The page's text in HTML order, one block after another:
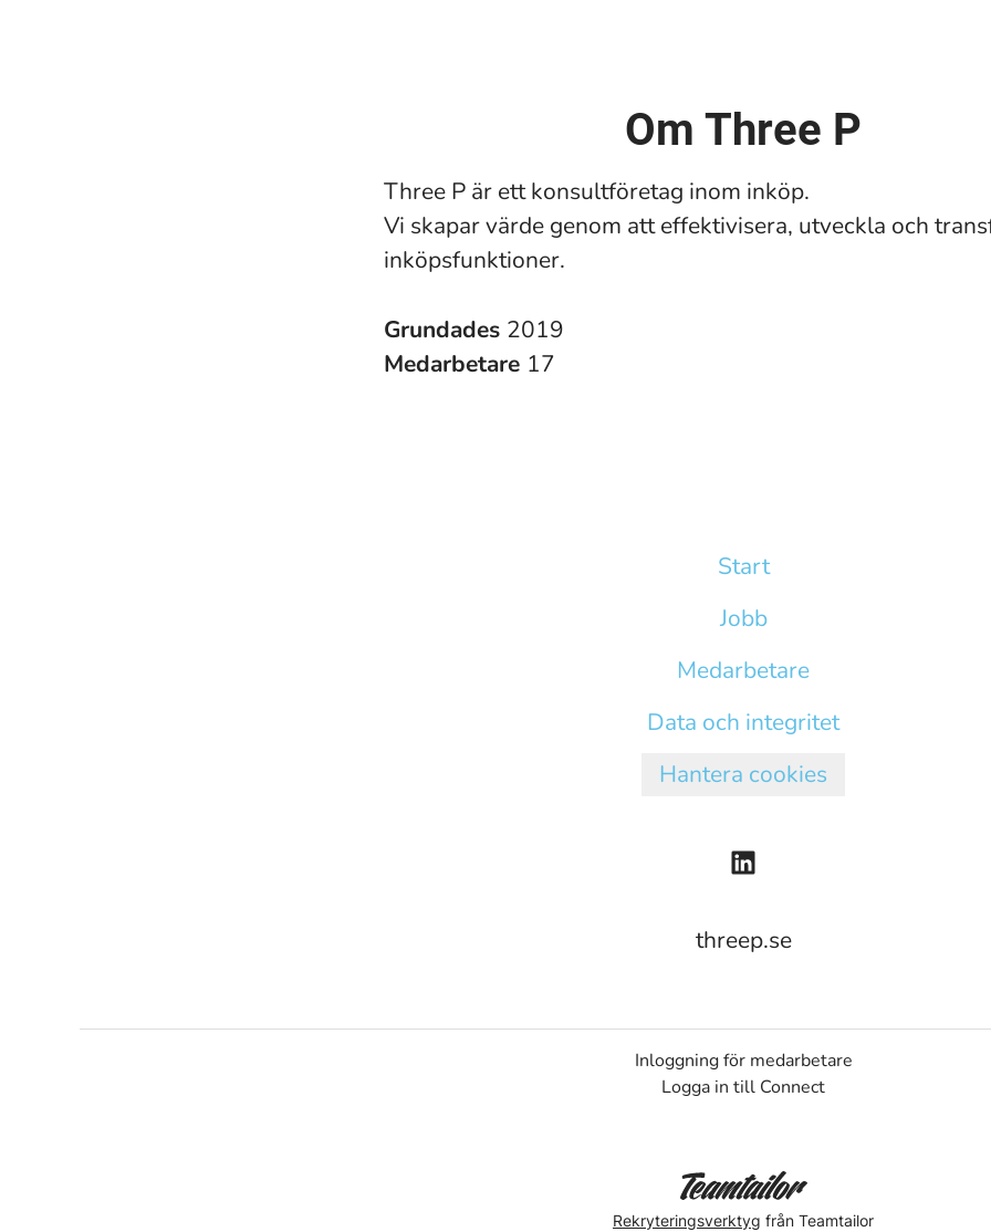
Om Three P
Three P är ett konsultföretag inom inköp.
Vi skapar värde genom att effektivisera, utveckla och
inköpsfunktioner.
Grundades 2019
Medarbetare 17
Start
Jobb
Medarbetare
Data och integritet
Hantera cookies
threep.se
Inloggning för medarbetare
Logga in till Connect
Rekryteringsverktyg från Teamtailor